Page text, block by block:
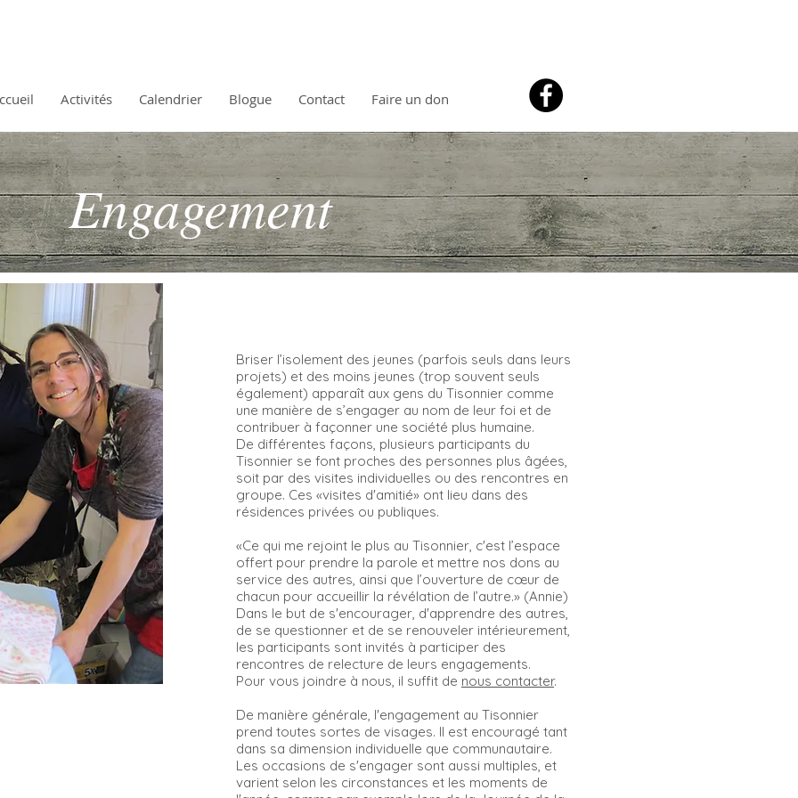
Activités Calendrier Blogue Contact Faire un don
Engagement
Briser l’isolement des jeunes (parfois seuls dans leurs
projets) et des moins jeunes (trop souvent seuls
également) apparaît aux gens du Tisonnier comme
une manière de s’engager au nom de leur foi et de
contribuer à façonner une société plus humaine.
De différentes façons, plusieurs participants du
Tisonnier se font proches des personnes plus âgées,
soit par des visites individuelles ou des rencontres en
groupe. Ces «visites d'amitié» ont lieu dans des
résidences privées ou publiques.
«Ce qui me rejoint le plus au Tisonnier, c'est l’espace
offert pour prendre la parole et mettre nos dons au
service des autres, ainsi que l’ouverture de cœur de
chacun pour accueillir la révélation de l’autre.» (Annie)
Dans le but de s'encourager, d'apprendre des autres,
de se questionner et de se renouveler intérieurement,
les participants sont invités à participer des
rencontres de relecture de leurs engagements.
Pour vous joindre à nous, il suffit de nous contacter.
De manière générale, l'engagement au Tisonnier
prend toutes sortes de visages. Il est encouragé tant
dans sa dimension individuelle que communautaire.
Les occasions de s'engager sont aussi multiples, et
varient selon les circonstances et les moments de